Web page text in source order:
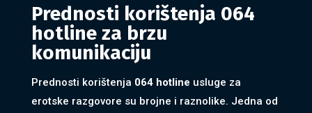
Prednosti korištenja 064
hotline za brzu
komunikaciju
Prednosti korištenja 064 hotline usluge za
erotske razgovore su brojne i raznolike. Jedna od